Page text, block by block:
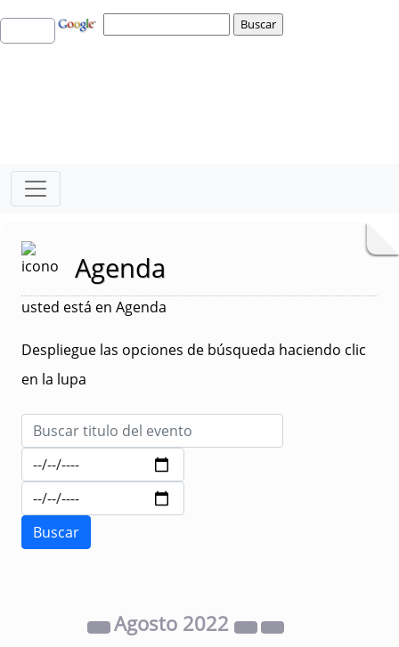
Agenda
usted está en Agenda
Despliegue las opciones de búsqueda haciendo clic
en la lupa
Agosto 2022